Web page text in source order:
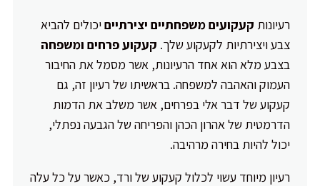
רעיונות קעקועים משפחתיים יצירתייםיכולים להביא
צבע ויצירתיות לקעקוע שלך. קעקוע פרחים ומשפחה
בצבע מלא הוא אחד הרעיונות, אשר מסמל את החיבור
העמוק והאהבה למשפחה. בראשיתו של רעיון זה, גם
קעקוע של דבר אלי בפרחים, אשר משלב את הדמות
הדרמטית של אהרון הכהן והפריחה של הגבעה נפתלי,
יכול להיות בחירה מרהיבה.
רעיון מיוחד עשוי לכלול קעקוע של ורד, כאשר על כל עלה